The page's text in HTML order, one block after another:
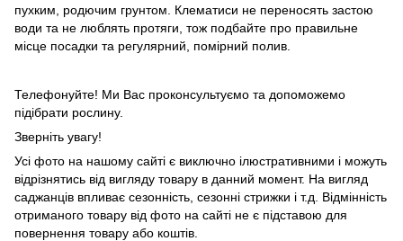
пухким, родючим грунтом. Клематиси не переносять застою
води та не люблять протяги, тож подбайте про правильне
місце посадки та регулярний, помірний полив.
Телефонуйте! Ми Вас проконсультуємо та допоможемо
підібрати рослину.
Зверніть увагу!
Усі фото на нашому сайті є виключно ілюстративними і можуть
відрізнятись від вигляду товару в данний момент. На вигляд
саджанців впливає сезонність, сезонні стрижки і т.д. Відмінність
отриманого товару від фото на сайті не є підставою для
повернення товару або коштів.